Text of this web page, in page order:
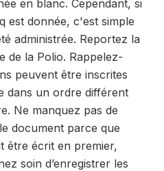
en blanc. Cependant, si
est donnée, c'est simple
administrée. Reportez la
de la Polio. Rappelez-
peuvent être inscrites
dans un ordre différent
Ne manquez pas de
document parce que
être écrit en premier,
soin d’enregistrer les